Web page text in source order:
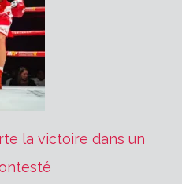
la victoire dans un